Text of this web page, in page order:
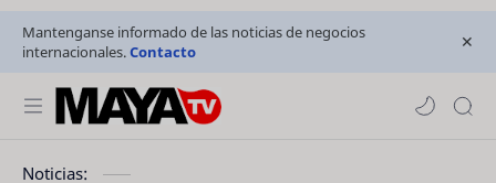
Mantenganse informado de las noticias de negocios
internacionales.Contacto
Noticias: